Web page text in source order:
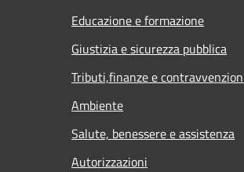
Educazione e formazione
Giustizia e sicurezza pubblica
Tributi,finanze e
Ambiente
Salute, benessere e assistenza
Autorizzazioni